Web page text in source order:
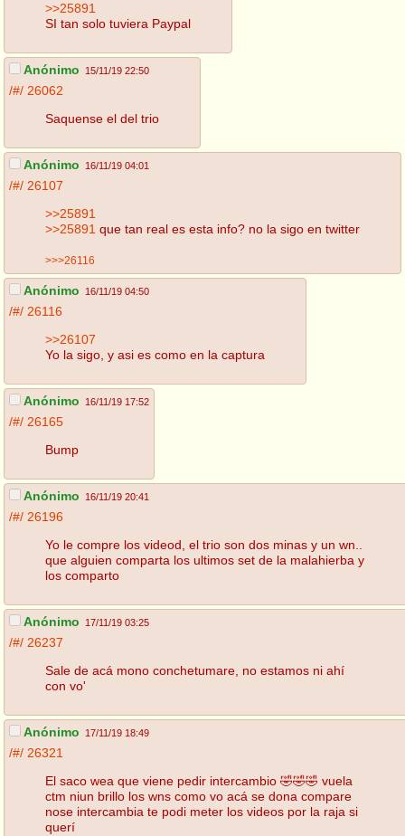
>>25891
SI tan solo tuviera Paypal
Anónimo 15/11/19 22:50
/#/ 26062
Saquense el del trio
Anónimo 16/11/19 04:01
/#/ 26107
>>25891
>>25891 que tan real es esta info? no la sigo en twitter
>>>26116
Anónimo 16/11/19 04:50
/#/ 26116
>>26107
Yo la sigo, y asi es como en la captura
Anónimo 16/11/19 17:52
/#/ 26165
Bump
Anónimo 16/11/19 20:41
/#/ 26196
Yo le compre los videod, el trio son dos minas y un wn..
que alguien comparta los ultimos set de la malahierba y
los comparto
Anónimo 17/11/19 03:25
/#/ 26237
Sale de acá mono conchetumare, no estamos ni ahí
con vo'
Anónimo 17/11/19 18:49
/#/ 26321
El saco wea que viene pedir intercambio 🤣🤣🤣 vuela
ctm niun brillo los wns como vo acá se dona compare
nose intercambia te podi meter los videos por la raja si
querí